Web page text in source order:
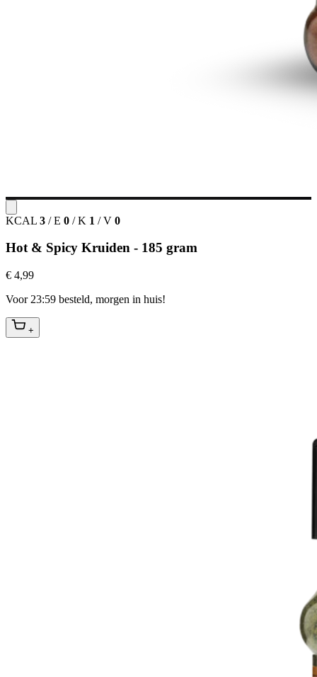
KCAL 3 / E 0 / K 1 / V 0
Hot & Spicy Kruiden - 185 gram
€ 4,99
Voor 23:59 besteld, morgen in huis!
+